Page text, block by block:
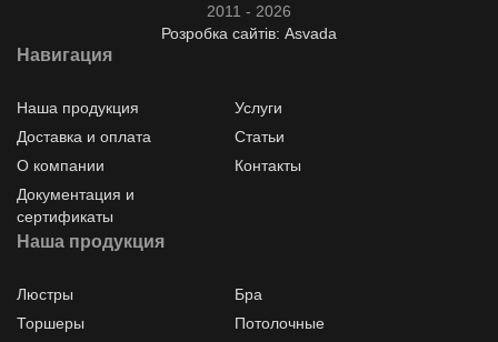
2011 - 2026
Розробка сайтів: Asvada
Навигация
Наша продукция
Услуги
Доставка и оплата
Статьи
О компании
Контакты
Документация и
сертификаты
Наша продукция
Люстры
Бра
Торшеры
Потолочные